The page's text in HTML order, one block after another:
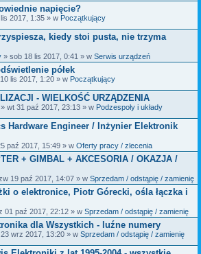
napięcie?
2017, 1:35 » w Początkujący
kiedy stoi pusta, nie trzyma
» sob 18 lis 2017, 0:41 » w Serwis urządzeń
półek
lis 2017, 1:20 » w Początkujący
- WIELKOŚĆ URZĄDZENIA
» wt 31 paź 2017, 23:13 » w Podzespoły i układy
Hardware Engineer / Inżynier Elektronik
paź 2017, 15:49 » w Oferty pracy / zlecenia
+ GIMBAL + AKCESORIA / OKAZJA /
19 paź 2017, 14:07 » w Sprzedam / odstąpię / zamienię
o elektronice, Piotr Górecki, ośla łączka i
01 paź 2017, 22:12 » w Sprzedam / odstąpię / zamienię
dla Wszystkich - luźne numery
wrz 2017, 13:20 » w Sprzedam / odstąpię / zamienię